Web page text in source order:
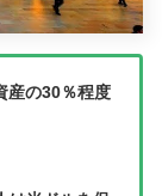
産の30％程度